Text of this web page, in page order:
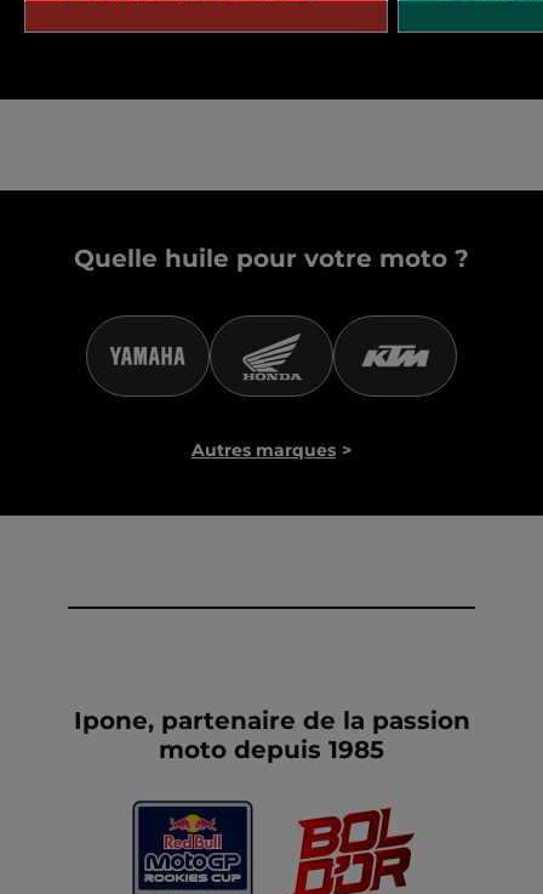
Quelle huile pour votre moto ?
Autres marques
Ipone, partenaire de la passion
moto depuis 1985